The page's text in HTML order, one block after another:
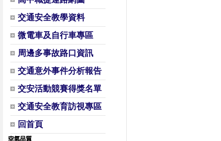
交通安全教學資料
微電車及自行車專區
周邊多事故路口資訊
交通意外事件分析報告
交安活動競賽得獎名單
交通安全教育訪視專區
回首頁